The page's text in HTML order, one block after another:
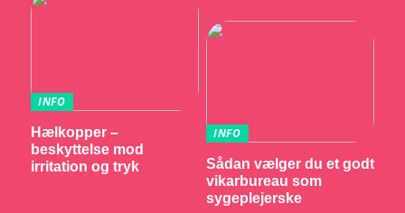
INFO
Hælkopper –
beskyttelse mod
irritation og tryk
INFO
Sådan vælger du et godt
vikarbureau som
sygeplejerske